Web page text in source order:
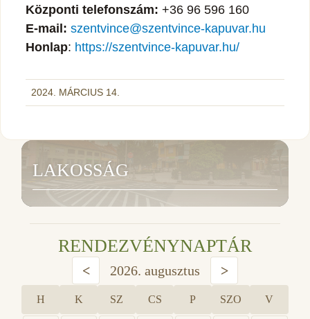
Központi telefonszám: +36 96 596 160
E-mail: szentvince@szentvince-kapuvar.hu
Honlap: https://szentvince-kapuvar.hu/
2024. MÁRCIUS 14.
LAKOSSÁG
RENDEZVÉNYNAPTÁR
< 2026. augusztus >
H K SZ CS P SZO V